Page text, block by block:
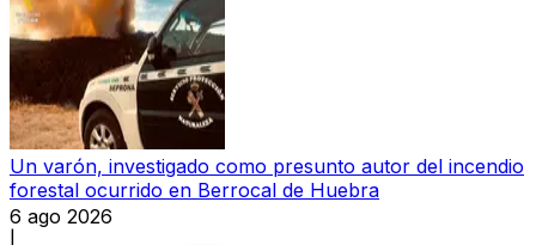
Un varón, investigado como presunto autor del incendio
forestal ocurrido en Berrocal de Huebra
6 ago 2026